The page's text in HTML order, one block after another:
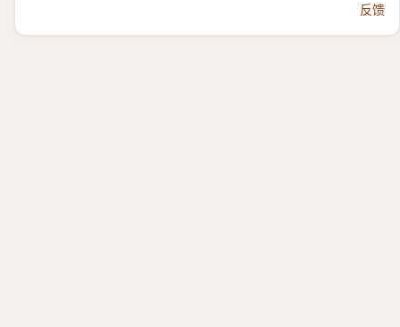
反馈